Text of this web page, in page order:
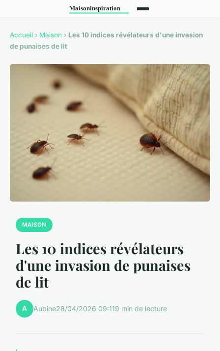
Accueil › Maison › Les 10 indices révélateurs d'une invasion
de punaises de lit
MAISON
Les 10 indices révélateurs
d'une invasion de punaises
de lit
A Aubine28/04/2026 09:119 min de lecture